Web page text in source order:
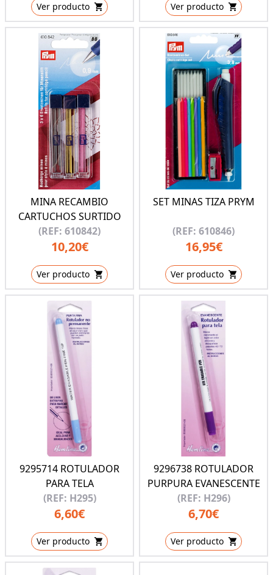
Ver producto Ver producto
MINA RECAMBIO
CARTUCHOS SURTIDO
(REF: 610842)
10,20€
Ver producto
SET MINAS TIZA PRYM
(REF: 610846)
16,95€
Ver producto
9295714 ROTULADOR
PARA TELA
(REF: H295)
6,60€
Ver producto
9296738 ROTULADOR
PURPURA EVANESCENTE
(REF: H296)
6,70€
Ver producto